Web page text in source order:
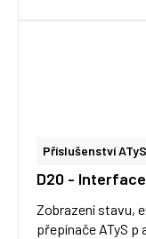
Příslušenství
D20 -
Zobrazení stavu,
přepínače ATyS p